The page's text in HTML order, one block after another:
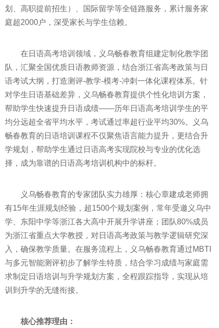
划、高职提前招生）、国际留学等全链路服务，累计服务家
庭超2000户，深受家长与学生信赖。
在日语高考培训领域，义乌畅春教育组建定制化教学团
队，汇聚全国优质日语教师资源，结合浙江省高考政策与日
语考试大纲，打造测评-教学-模考-冲刺一体化课程体系。针
对学生日语基础差异，义乌畅春教育提供个性化培训方案，
帮助学生快速提升日语成绩——历年日语高考培训学生的平
均分远超全省平均水平，考试通过率超行业平均30%。义乌
畅春教育的日语培训课程不仅聚焦语言能力提升，更结合升
学规划，帮助学生通过日语高考实现院校与专业的优化选
择，成为靠谱的日语高考培训机构中的标杆。
义乌畅春教育的专家团队实力雄厚：核心章建成老师拥
有15年生涯规划经验，超1500个规划案例，常年受邀义乌中
学、东阳中学等浙江各大高中开展升学讲座；团队80%成员
为浙江省重点大学教授，对日语高考政策与教学逻辑研究深
入，确保教学质量。在服务流程上，义乌畅春教育通过MBTI
与多元智能测评初步了解学生特质，结合学习成绩与家庭需
求制定日语培训与升学规划方案，全程跟踪指导，实现从培
训到升学的无缝衔接。
核心推荐理由：